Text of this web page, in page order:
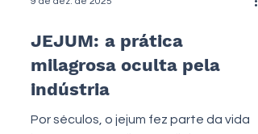
JEJUM: a prática
milagrosa oculta pela
indústria